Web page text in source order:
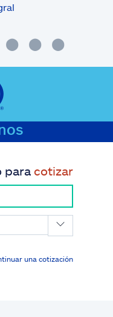
para cotizar
una cotización